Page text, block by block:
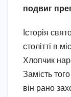
подвиг
Історія
столітті в
Хлопчик
Замість
він рано